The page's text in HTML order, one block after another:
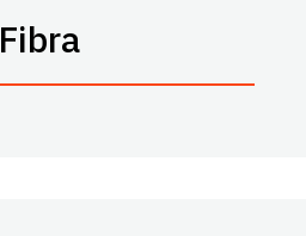
Fibra